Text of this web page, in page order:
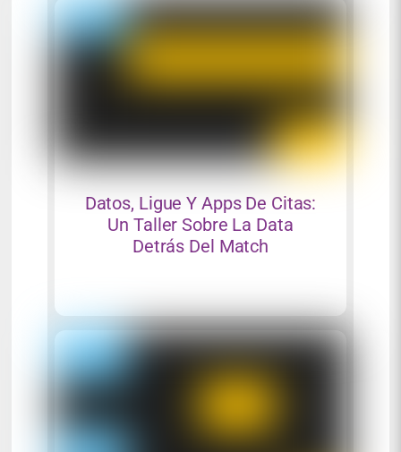
Datos, Ligue Y Apps De Citas:
Un Taller Sobre La Data
Detrás Del Match